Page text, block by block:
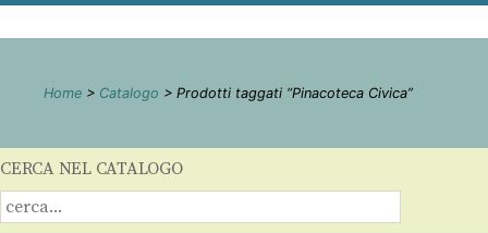
Home > Catalogo > Prodotti taggati “Pinacoteca Civica”
CERCA NEL CATALOGO